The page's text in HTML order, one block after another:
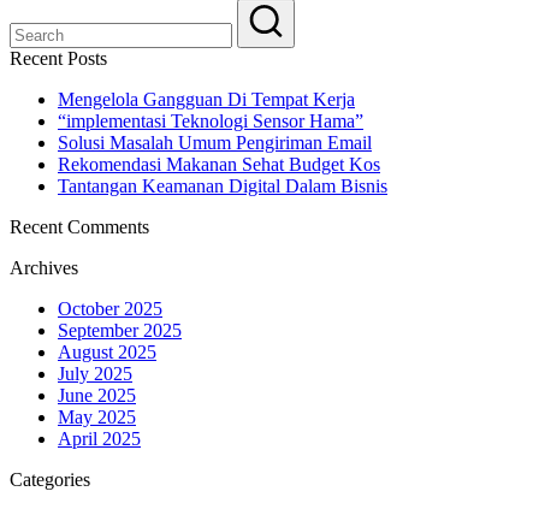
Recent Posts
Mengelola Gangguan Di Tempat Kerja
“implementasi Teknologi Sensor Hama”
Solusi Masalah Umum Pengiriman Email
Rekomendasi Makanan Sehat Budget Kos
Tantangan Keamanan Digital Dalam Bisnis
Recent Comments
Archives
October 2025
September 2025
August 2025
July 2025
June 2025
May 2025
April 2025
Categories